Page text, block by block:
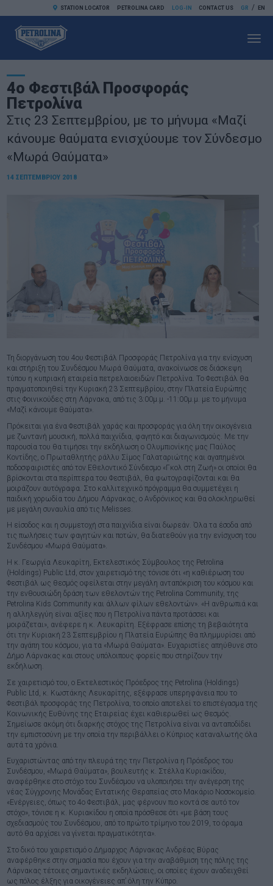
GR / EN
STATION LOCATOR PETROLINA CARD LOG-IN CONTACT US
4ο Φεστιβάλ Προσφοράς
Πετρολίνα
Στις 23 Σεπτεμβρίου, με το μήνυμα «Μαζί
κάνουμε θαύματα ενισχύουμε τον Σύνδεσμο
«Μωρά Θαύματα»
14 ΣΕΠΤΕΜΒΡΊΟΥ 2018
Τη διοργάνωση του 4ου Φεστιβάλ Προσφοράς Πετρολίνα για την ενίσχυση
και στήριξη του Συνδέσμου Μωρά Θαύματα, ανακοίνωσε σε διάσκεψη
τύπου η κυπριακή εταιρεία πετρελαιοειδών Πετρολίνα. Tο Φεστιβάλ θα
πραγματοποιηθεί την Κυριακή 23 Σεπτεμβρίου, στην Πλατεία Ευρώπης
στις Φοινικούδες στη Λάρνακα, από τις 3:00μ.μ. -11:00μ.μ. με το μήνυμα
«Μαζί κάνουμε θαύματα».
Πρόκειται για ένα Φεστιβάλ χαράς και προσφοράς για όλη την οικογένεια
με ζωντανή μουσική, πολλά παιχνίδια, φαγητό και διαγωνισμούς. Με την
παρουσία του θα τιμήσει την εκδήλωση ο Ολυμπιονίκης μας Παύλος
Κοντίδης, ο Πρωταθλητής ράλλυ Σίμος Γαλαταριώτης και αγαπημένοι
ποδοσφαιριστές από τον Εθελοντικό Σύνδεσμο «Γκολ στη Ζωή» οι οποίοι θα
βρίσκονται στα περίπτερα του Φεστιβάλ, θα φωτογραφίζονται και θα
μοιράζουν αυτόγραφα. Στο καλλιτεχνικό πρόγραμμα θα συμμετέχει η
παιδική χορωδία του Δήμου Λάρνακας, ο Ανδρόνικος και θα ολοκληρωθεί
με μεγάλη συναυλία από τις Melisses.
Η είσοδος και η συμμετοχή στα παιχνίδια είναι δωρεάν. Όλα τα έσοδα από
τις πωλήσεις των φαγητών και ποτών, θα διατεθούν για την ενίσχυση τoυ
Συνδέσμου «Μωρά Θαύματα».
Η κ. Γεωργία Λευκαρίτη, Εκτελεστικός Σύμβουλος της Petrolina
(Holdings) Public Ltd, στον χαιρετισμό της τόνισε ότι «η καθιέρωση του
Φεστιβάλ ως θεσμός οφείλεται στην μεγάλη ανταπόκριση του κόσμου και
την ενθουσιώδη δράση των εθελοντών της Petrolina Community, της
Petrolina Kids Community και άλλων φίλων εθελοντών». «Η ανθρωπιά και
η αλληλεγγύη είναι αξίες που η Πετρολίνα πάντα προτάσσει και
μοιράζεται», ανέφερε η κ. Λευκαρίτη. Εξέφρασε επίσης τη βεβαιότητα
ότι την Κυριακή 23 Σεπτεμβρίου η Πλατεία Ευρώπης θα πλημμυρίσει από
την αγάπη του κόσμου, για τα «Μωρά Θαύματα». Ευχαριστίες απηύθυνε στο
Δήμο Λάρνακας και στους υπόλοιπους φορείς που στηρίζουν την
εκδήλωση.
Σε χαιρετισμό του, ο Εκτελεστικός Πρόεδρος της Petrolina (Holdings)
Public Ltd, κ. Κωστάκης Λευκαρίτης, εξέφρασε υπερηφάνεια που το
Φεστιβάλ προσφοράς της Πετρολίνα, το οποίο αποτελεί το επιστέγασμα της
Κοινωνικής Ευθύνης της Εταιρείας έχει καθιερωθεί ως θεσμός.
Σημείωσε ακόμη ότι διαρκής στόχος της Πετρολίνα είναι να ανταποδίδει
την εμπιστοσύνη με την οποία την περιβάλλει ο Κύπριος καταναλωτής όλα
αυτά τα χρόνια.
Ευχαριστώντας από την πλευρά της την Πετρολίνα η Πρόεδρος του
Συνδέσμου, «Μωρά Θαύματα», βουλευτής κ. Στέλλα Κυριακίδου,
αναφέρθηκε στο στόχο του Συνδέσμου να υλοποιήσει την ανέγερση της
νέας Σύγχρονης Μονάδας Εντατικής Θεραπείας στο Μακάριο Νοσοκομείο.
«Ενέργειες, όπως το 4ο Φεστιβάλ, μας φέρνουν πιο κοντά σε αυτό τον
στόχο», τόνισε η κ. Κυριακίδου η οποία πρόσθεσε ότι «με βάση τους
σχεδιασμούς του Συνδέσμου, από το πρώτο τρίμηνο του 2019, το όραμα
αυτό θα αρχίσει να γίνεται πραγματικότητα».
Στο δικό του χαιρετισμό ο Δήμαρχος Λάρνακας Ανδρέας Βύρας
αναφέρθηκε στην σημασία που έχουν για την αναβάθμιση της πόλης της
Λάρνακας τέτοιες σημαντικές εκδηλώσεις, οι οποίες έχουν αναδειχθεί
ως πόλος έλξης για οικογένειες απ’ όλη την Κύπρο.